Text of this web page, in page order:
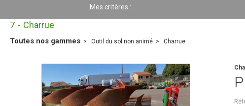
Mes critères :
Toutes nos gammes Outil du sol non animé Charrue
7 Charrue